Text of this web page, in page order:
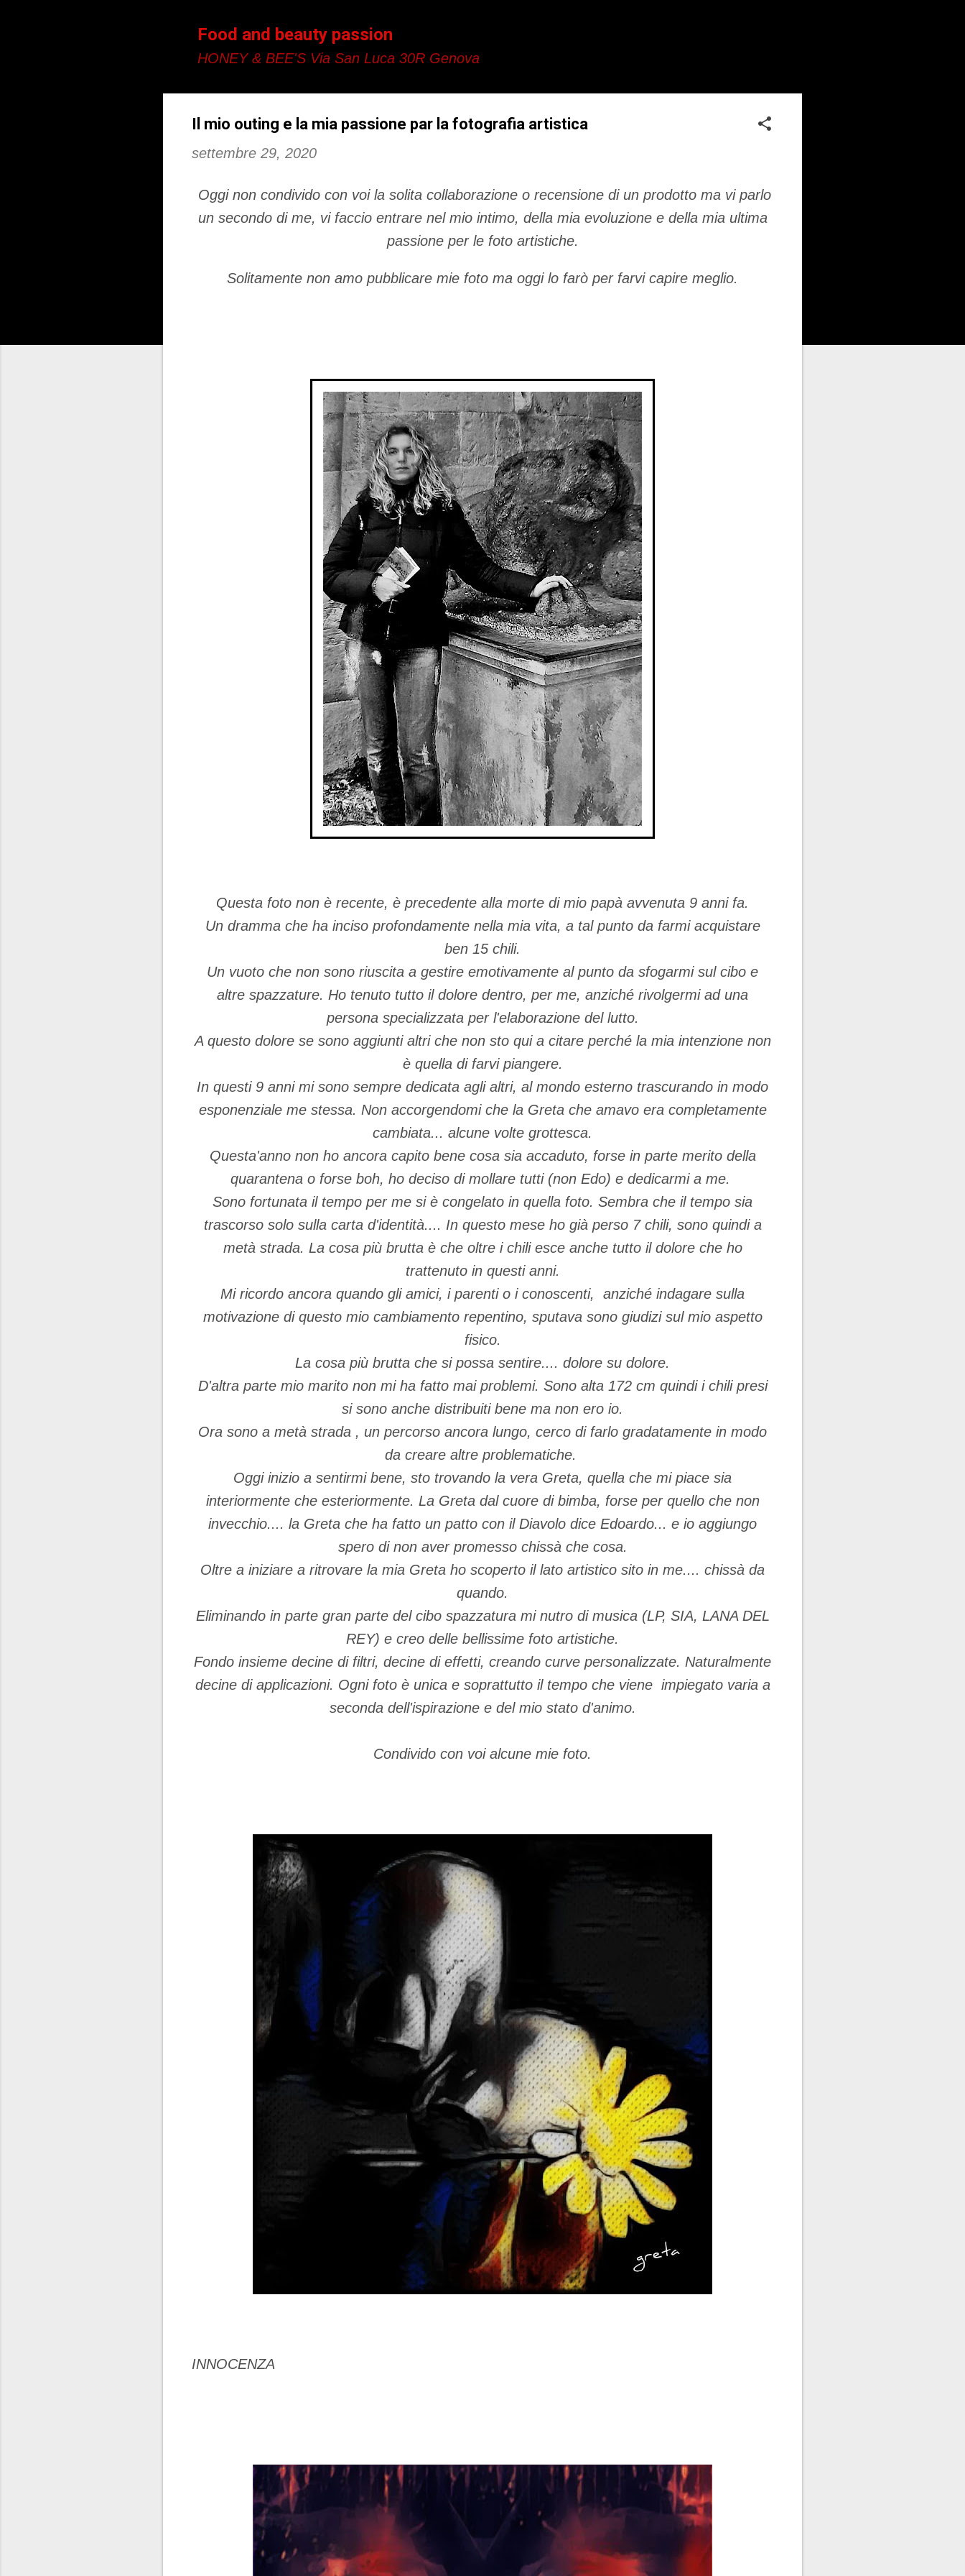
Food and beauty passion
HONEY & BEE'S Via San Luca 30R Genova
Il mio outing e la mia passione par la fotografia artistica
settembre 29, 2020
Oggi non condivido con voi la solita collaborazione o recensione di un prodotto ma vi parlo
un secondo di me, vi faccio entrare nel mio intimo, della mia evoluzione e della mia ultima
passione per le foto artistiche.
Solitamente non amo pubblicare mie foto ma oggi lo farò per farvi capire meglio.
Questa foto non è recente, è precedente alla morte di mio papà avvenuta 9 anni fa.
Un dramma che ha inciso profondamente nella mia vita, a tal punto da farmi acquistare
ben 15 chili.
Un vuoto che non sono riuscita a gestire emotivamente al punto da sfogarmi sul cibo e
altre spazzature. Ho tenuto tutto il dolore dentro, per me, anziché rivolgermi ad una
persona specializzata per l'elaborazione del lutto.
A questo dolore se sono aggiunti altri che non sto qui a citare perché la mia intenzione non
è quella di farvi piangere.
In questi 9 anni mi sono sempre dedicata agli altri, al mondo esterno trascurando in modo
esponenziale me stessa. Non accorgendomi che la Greta che amavo era completamente
cambiata... alcune volte grottesca.
Questa'anno non ho ancora capito bene cosa sia accaduto, forse in parte merito della
quarantena o forse boh, ho deciso di mollare tutti (non Edo) e dedicarmi a me.
Sono fortunata il tempo per me si è congelato in quella foto. Sembra che il tempo sia
trascorso solo sulla carta d'identità.... In questo mese ho già perso 7 chili, sono quindi a
metà strada. La cosa più brutta è che oltre i chili esce anche tutto il dolore che ho
trattenuto in questi anni.
Mi ricordo ancora quando gli amici, i parenti o i conoscenti, anziché indagare sulla
motivazione di questo mio cambiamento repentino, sputava sono giudizi sul mio aspetto
fisico.
La cosa più brutta che si possa sentire.... dolore su dolore.
D'altra parte mio marito non mi ha fatto mai problemi. Sono alta 172 cm quindi i chili presi
si sono anche distribuiti bene ma non ero io.
Ora sono a metà strada , un percorso ancora lungo, cerco di farlo gradatamente in modo
da creare altre problematiche.
Oggi inizio a sentirmi bene, sto trovando la vera Greta, quella che mi piace sia
interiormente che esteriormente. La Greta dal cuore di bimba, forse per quello che non
invecchio.... la Greta che ha fatto un patto con il Diavolo dice Edoardo... e io aggiungo
spero di non aver promesso chissà che cosa.
Oltre a iniziare a ritrovare la mia Greta ho scoperto il lato artistico sito in me.... chissà da
quando.
Eliminando in parte gran parte del cibo spazzatura mi nutro di musica (LP, SIA, LANA DEL
REY) e creo delle bellissime foto artistiche.
Fondo insieme decine di filtri, decine di effetti, creando curve personalizzate. Naturalmente
decine di applicazioni. Ogni foto è unica e soprattutto il tempo che viene impiegato varia a
seconda dell'ispirazione e del mio stato d'animo.
Condivido con voi alcune mie foto.
INNOCENZA